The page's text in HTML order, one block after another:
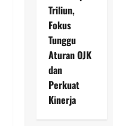
Triliun,
Fokus
Tunggu
Aturan OJK
dan
Perkuat
Kinerja